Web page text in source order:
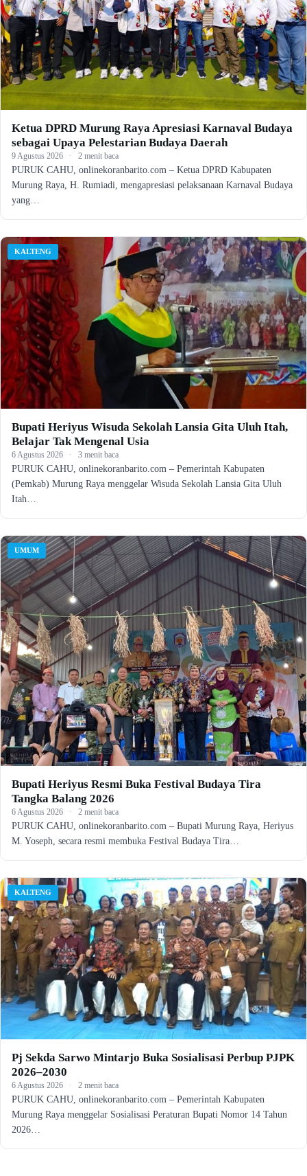
Ketua DPRD Murung Raya Apresiasi Karnaval Budaya
sebagai Upaya Pelestarian Budaya Daerah
9 Agustus 2026 · 2 menit baca
PURUK CAHU, onlinekoranbarito.com – Ketua DPRD Kabupaten
Murung Raya, H. Rumiadi, mengapresiasi pelaksanaan Karnaval Budaya
yang…
KALTENG
Bupati Heriyus Wisuda Sekolah Lansia Gita Uluh Itah,
Belajar Tak Mengenal Usia
6 Agustus 2026 · 3 menit baca
PURUK CAHU, onlinekoranbarito.com – Pemerintah Kabupaten
(Pemkab) Murung Raya menggelar Wisuda Sekolah Lansia Gita Uluh
Itah…
UMUM
Bupati Heriyus Resmi Buka Festival Budaya Tira
Tangka Balang 2026
6 Agustus 2026 · 2 menit baca
PURUK CAHU, onlinekoranbarito.com – Bupati Murung Raya, Heriyus
M. Yoseph, secara resmi membuka Festival Budaya Tira…
KALTENG
Pj Sekda Sarwo Mintarjo Buka Sosialisasi Perbup PJPK
2026–2030
6 Agustus 2026 · 2 menit baca
PURUK CAHU, onlinekoranbarito.com – Pemerintah Kabupaten
Murung Raya menggelar Sosialisasi Peraturan Bupati Nomor 14 Tahun
2026…